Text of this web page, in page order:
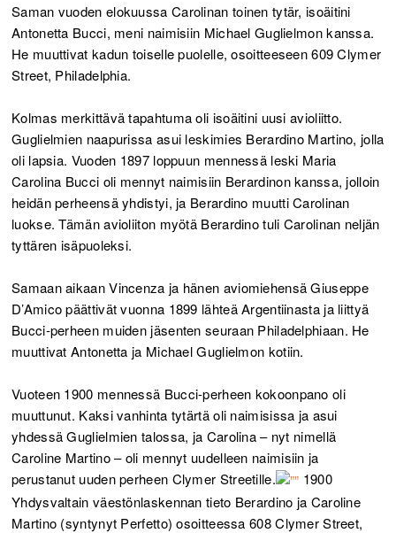
Saman vuoden elokuussa Carolinan toinen tytär, isoäitini
Antonetta Bucci, meni naimisiin Michael Guglielmon kanssa.
He muuttivat kadun toiselle puolelle, osoitteeseen 609 Clymer
Street, Philadelphia.
Kolmas merkittävä tapahtuma oli isoäitini uusi avioliitto.
Guglielmien naapurissa asui leskimies Berardino Martino, jolla
oli lapsia. Vuoden 1897 loppuun mennessä leski Maria
Carolina Bucci oli mennyt naimisiin Berardinon kanssa, jolloin
heidän perheensä yhdistyi, ja Berardino muutti Carolinan
luokse. Tämän avioliiton myötä Berardino tuli Carolinan neljän
tyttären isäpuoleksi.
Samaan aikaan Vincenza ja hänen aviomiehensä Giuseppe
D’Amico päättivät vuonna 1899 lähteä Argentiinasta ja liittyä
Bucci-perheen muiden jäsenten seuraan Philadelphiaan. He
muuttivat Antonetta ja Michael Guglielmon kotiin.
Vuoteen 1900 mennessä Bucci-perheen kokoonpano oli
muuttunut. Kaksi vanhinta tytärtä oli naimisissa ja asui
yhdessä Guglielmien talossa, ja Carolina – nyt nimellä
Caroline Martino – oli mennyt uudelleen naimisiin ja
perustanut uuden perheen Clymer Streetille.
1900
Yhdysvaltain väestönlaskennan tieto Berardino ja Caroline
Martino (syntynyt Perfetto) osoitteessa 608 Clymer Street,